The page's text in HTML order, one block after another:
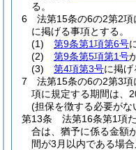
る。
6
法第15条の6の2第2
に掲げる事項とする。
(1)
第9条第1項第6号
(2)
第9条第5項第1号
(3)
第4項第3号に掲げ
7
法第15条の6の2第3
項に規定する期間は、
(担保を徴する必要がな
第13条
法第16条第1項
合は、猶予に係る金額
間が3月以内である場